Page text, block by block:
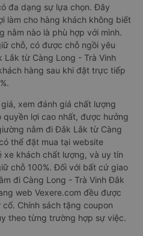
đa dạng sự lựa chọn. Đây
làm cho hàng khách không biết
nằm nào là phù hợp với mình.
chỗ, có được chỗ ngồi yêu
từ Càng Long - Trà Vinh
hàng sau khi đặt trực tiếp
xem đánh giá chất lượng
lợi cao nhất, được hưởng
nằm đi Đắk Lắk từ Càng
thể đặt mua tại website
xe khách chất lượng, và uy tín
chỗ 100%. Đối với bất cứ giao
đi Càng Long - Trà Vinh Đắk
web Vexere.com đều được
Chính sách tặng coupon
theo từng trường hợp sự việc.